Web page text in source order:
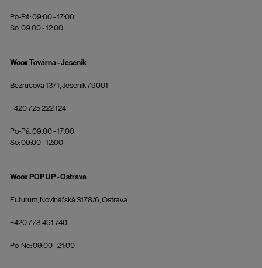
Po-Pá: 09:00 - 17:00
So: 09:00 - 12:00
Woox Továrna - Jeseník
Bezručova 1371, Jeseník 79001
+420 725 222 124
Po-Pá: 09:00 - 17:00
So: 09:00 - 12:00
Woox POP UP - Ostrava
Futurum, Novinářská 3178/6, Ostrava
+420 778 491 740
Po-Ne: 09:00 - 21:00